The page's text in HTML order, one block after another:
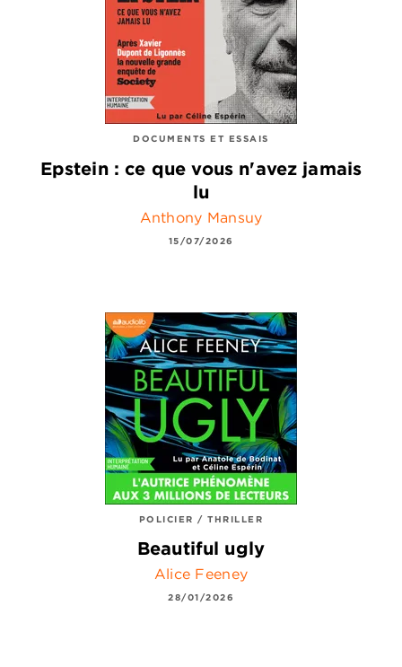
DOCUMENTS ET ESSAIS
Epstein : ce que vous n'avez jamais
lu
Anthony Mansuy
15/07/2026
POLICIER / THRILLER
Beautiful ugly
Alice Feeney
28/01/2026